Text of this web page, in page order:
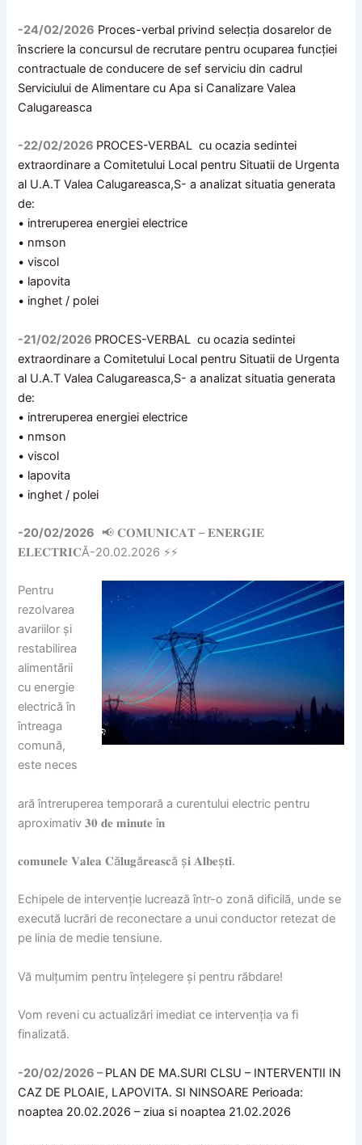
-24/02/2026 Proces-verbal privind selecția dosarelor de
înscriere la concursul de recrutare pentru ocuparea funcției
contractuale de conducere de sef serviciu din cadrul
Serviciului de Alimentare cu Apa si Canalizare Valea
Calugareasca
-22/02/2026 PROCES-VERBAL cu ocazia sedintei
extraordinare a Comitetului Local pentru Situatii de Urgenta
al U.A.T Valea Calugareasca,S- a analizat situatia generata
de:
• intreruperea energiei electrice
• nmson
• viscol
• lapovita
• inghet / polei
-21/02/2026 PROCES-VERBAL cu ocazia sedintei
extraordinare a Comitetului Local pentru Situatii de Urgenta
al U.A.T Valea Calugareasca,S- a analizat situatia generata
de:
• intreruperea energiei electrice
• nmson
• viscol
• lapovita
• inghet / polei
-20/02/2026 📢 𝐂𝐎𝐌𝐔𝐍𝐈𝐂𝐀𝐓 – 𝐄𝐍𝐄𝐑𝐆𝐈𝐄
𝐄𝐋𝐄𝐂𝐓𝐑𝐈𝐂Ă-20.02.2026 ⚡️⚡️
Pentru
rezolvarea
avariilor și
restabilirea
alimentării
cu energie
electrică în
întreaga
comună,
este neces
ară întreruperea temporară a curentului electric pentru
aproximativ 𝟑𝟎 𝐝𝐞 𝐦𝐢𝐧𝐮𝐭𝐞 î𝐧
𝐜𝐨𝐦𝐮𝐧𝐞𝐥𝐞 𝐕𝐚𝐥𝐞𝐚 𝐂ă𝐥𝐮𝐠ă𝐫𝐞𝐚𝐬𝐜ă ș𝐢 𝐀𝐥𝐛𝐞ș𝐭𝐢.
Echipele de intervenție lucrează într-o zonă dificilă, unde se
execută lucrări de reconectare a unui conductor retezat de
pe linia de medie tensiune.
Vă mulțumim pentru înțelegere și pentru răbdare!
Vom reveni cu actualizări imediat ce intervenția va fi
finalizată.
-20/02/2026 –PLAN DE MA.SURI CLSU – INTERVENTII IN
CAZ DE PLOAIE, LAPOVITA. SI NINSOARE Perioada:
noaptea 20.02.2026 – ziua si noaptea 21.02.2026